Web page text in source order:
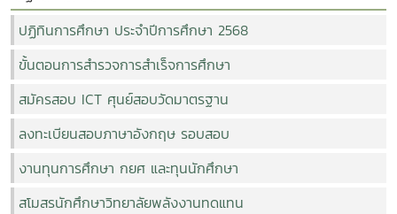
ปฏิทินการศึกษา ประจำปีการศึกษา 2568
ขั้นตอนการสำรวจการสำเร็จการศึกษา
สมัครสอบ ICT ศุนย์สอบวัดมาตรฐาน
ลงทะเบียนสอบภาษาอังกฤษ รอบสอบ
งานทุนการศึกษา กยศ และทุนนักศึกษา
สโมสรนักศึกษาวิทยาลัยพลังงานทดแทน